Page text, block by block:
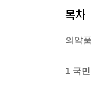
목차
의약
1 국